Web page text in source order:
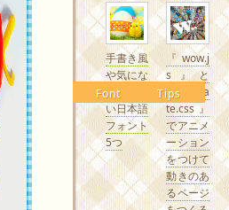
Font
手書き風
や気にな
るかわい
い日本語
フォント
5つ
Tips
『wow.j
s』と
『Anima
te.css』
でアニメ
ーション
をつけて
動きのあ
るページ